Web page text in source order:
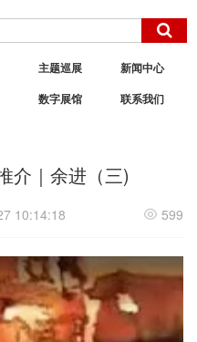
主题巡展 新闻中心
联系我们
数字展馆
介｜余进（三)
10:14:18 599